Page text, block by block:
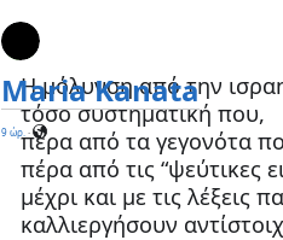
Maria Kanata
9 ώρ. ·
Η μόλυνση από την
τόσο συστηματική που,
πέρα από τα γεγονότα
πέρα από τις “ψεύτικες
μέχρι και με τις λέξεις
καλλιεργήσουν